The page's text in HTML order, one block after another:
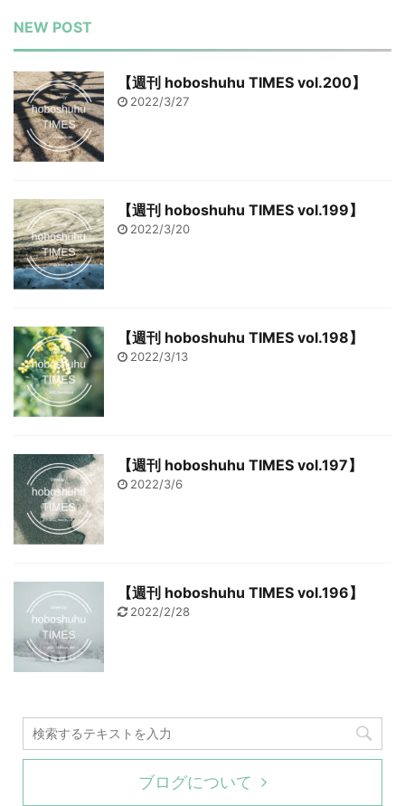
NEW POST
【週刊 hoboshuhu TIMES vol.200】
2022/3/27
【週刊 hoboshuhu TIMES vol.199】
2022/3/20
【週刊 hoboshuhu TIMES vol.198】
2022/3/13
【週刊 hoboshuhu TIMES vol.197】
2022/3/6
【週刊 hoboshuhu TIMES vol.196】
2022/2/28
ブログについて